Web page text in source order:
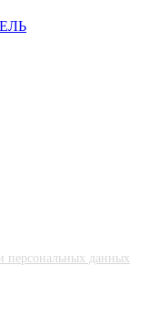
персональных данных